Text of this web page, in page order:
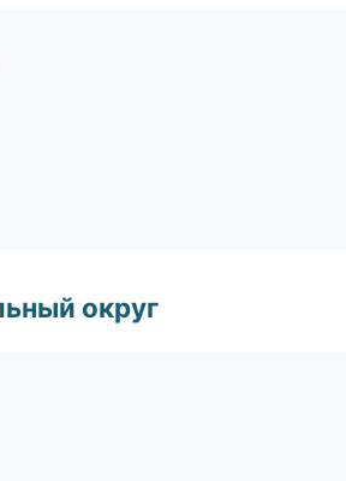
округ